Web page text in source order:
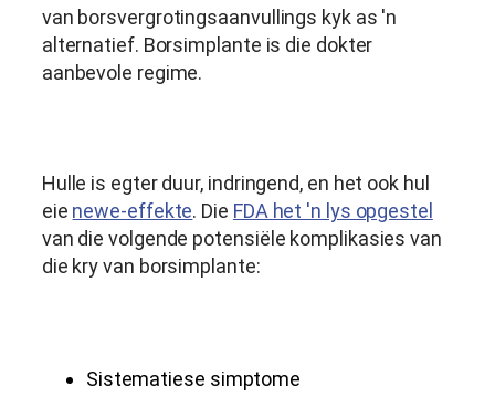
van borsvergrotingsaanvullings kyk as 'n
alternatief. Borsimplante is die dokter
aanbevole regime.
Hulle is egter duur, indringend, en het ook hul
eie newe-effekte. Die FDA het 'n lys opgestel
van die volgende potensiële komplikasies van
die kry van borsimplante:
Sistematiese simptome